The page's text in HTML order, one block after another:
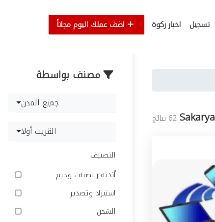
تسجيل اخبار ركوة اضف عملك اليوم مجاناً
مصنف بواسطة
جميع المدن
القريب أولا
التصنيف
أندية رياضيه ، وجيم
استيراد وتصدير
الشحن
Sakarya 62 نتائج